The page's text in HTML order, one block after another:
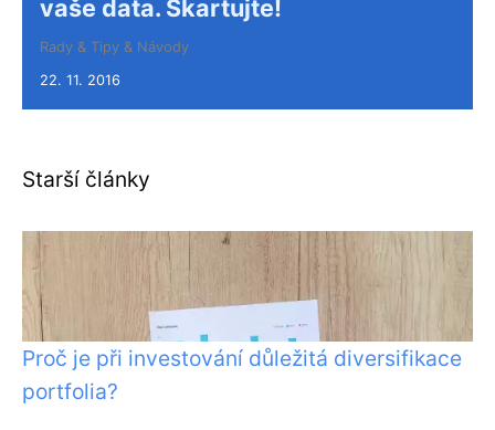
vaše data. Skartujte!
Rady & Tipy & Návody
22. 11. 2016
Starší články
Proč je při investování důležitá diversifikace
portfolia?